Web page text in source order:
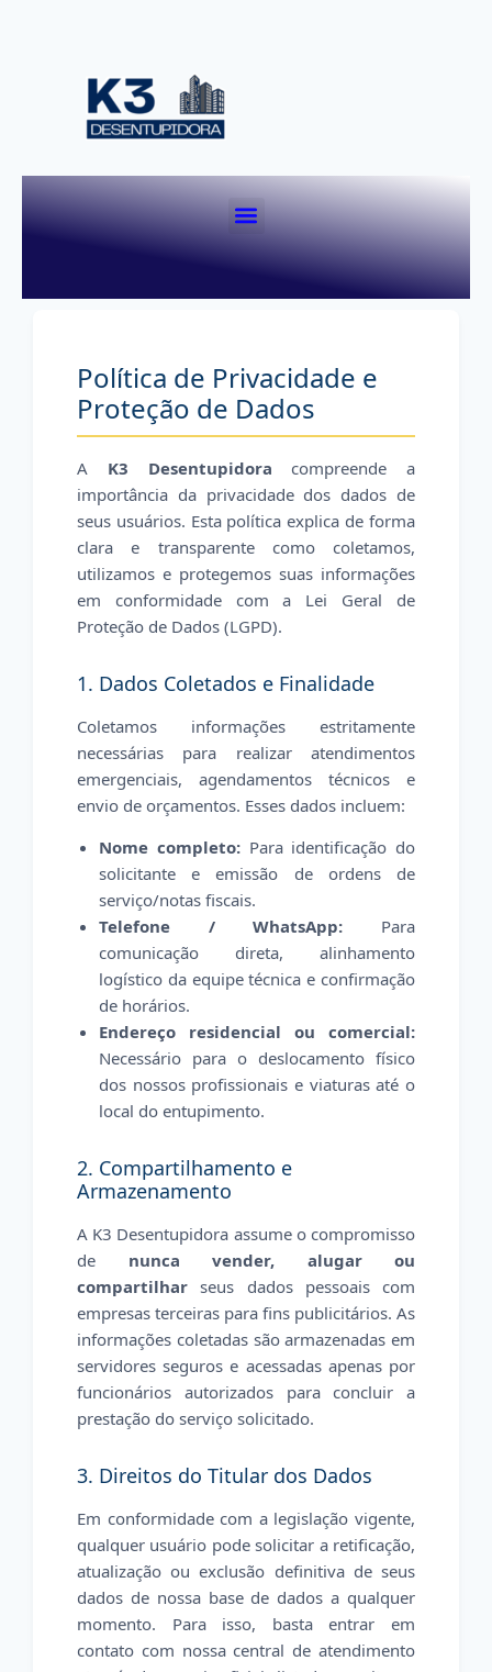
Política de Privacidade e
Proteção de Dados
A K3 Desentupidora compreende a
importância da privacidade dos dados de
seus usuários. Esta política explica de forma
clara e transparente como coletamos,
utilizamos e protegemos suas informações
em conformidade com a Lei Geral de
Proteção de Dados (LGPD).
1. Dados Coletados e Finalidade
Coletamos informações estritamente
necessárias para realizar atendimentos
emergenciais, agendamentos técnicos e
envio de orçamentos. Esses dados incluem:
Nome completo:Para identificação do
solicitante e emissão de ordens de
serviço/notas fiscais.
Telefone / WhatsApp: Para
comunicação direta, alinhamento
logístico da equipe técnica e confirmação
de horários.
Endereço residencial ou comercial:
Necessário para o deslocamento físico
dos nossos profissionais e viaturas até o
local do entupimento.
2. Compartilhamento e
Armazenamento
A K3 Desentupidora assume o compromisso
de nunca vender, alugar ou
compartilhar seus dados pessoais com
empresas terceiras para fins publicitários. As
informações coletadas são armazenadas em
servidores seguros e acessadas apenas por
funcionários autorizados para concluir a
prestação do serviço solicitado.
3. Direitos do Titular dos Dados
Em conformidade com a legislação vigente,
qualquer usuário pode solicitar a retificação,
atualização ou exclusão definitiva de seus
dados de nossa base de dados a qualquer
momento. Para isso, basta entrar em
contato com nossa central de atendimento